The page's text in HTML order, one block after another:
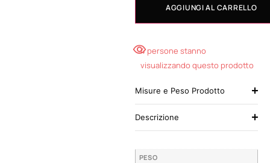
AGGIUNGI AL CARRELLO
4 persone stanno
visualizzando questo prodotto
Misure e Peso Prodotto
Descrizione
PESO